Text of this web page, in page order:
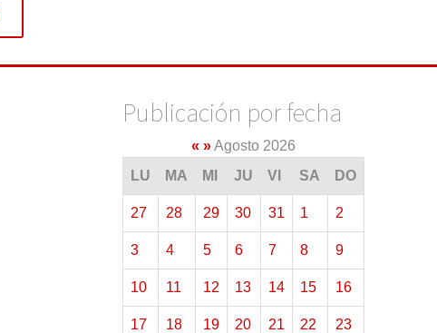
Publicación por fecha
« »Agosto 2026
LU
MA MI JU VI SA DO
27 28 29 30 31 1 2
3 4 5 6 7 8 9
10 11 12 13 14 15 16
17 18 19 20 21 22 23